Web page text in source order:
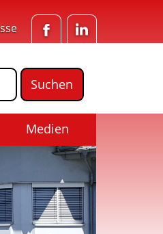
FacebookLinkedIn
Suchbegriff
Medien